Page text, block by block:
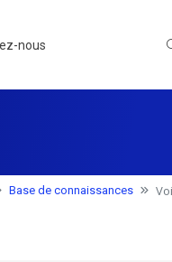
nous
Base de connaissances